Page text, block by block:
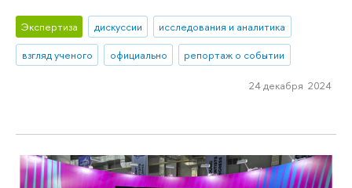
Экспертиза дискуссии
исследования и аналитика
взгляд ученого
официально репортаж о событии
24 декабря 2024